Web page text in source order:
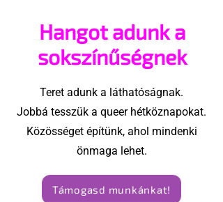
megvalósításában
Hangot adunk a
sokszínűségnek
Teret adunk a láthatóságnak.
Jobbá tesszük a queer hétköznapokat.
Közösséget építünk, ahol mindenki
önmaga lehet.
Támogasd munkánkat!